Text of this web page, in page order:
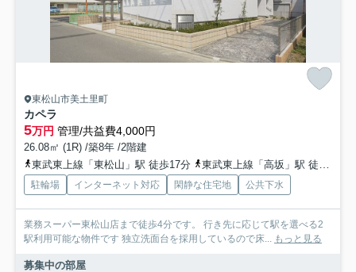
東松山市美土里町
カペラ
5万円 管理/共益費4,000円
26.08㎡ (1R) /築8年 /2階建
東武東上線「東松山」駅 徒歩17分
東武東上線「高坂」駅 徒歩62分
駐輪場 インターネット対応 閑静な住宅地 公共下水
業務スーパー東松山店まで徒歩4分です。 行き先に応じて駅を選べる2
駅利用可能な物件です 独立洗面台を採用しているので床... もっと見る
募集中の部屋